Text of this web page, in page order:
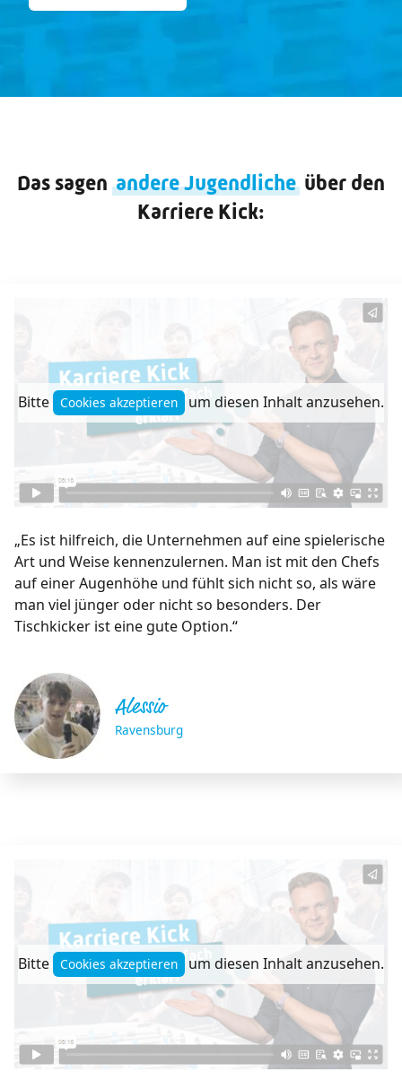
Das sagen andere Jugendliche über den
Karriere Kick:
Bitte Cookies akzeptieren um diesen Inhalt anzusehen.
„Es ist hilfreich, die Unternehmen auf eine spielerische
Art und Weise kennenzulernen. Man ist mit den Chefs
auf einer Augenhöhe und fühlt sich nicht so, als wäre
man viel jünger oder nicht so besonders. Der
Tischkicker ist eine gute Option.“
Alessio
Ravensburg
Bitte Cookies akzeptieren um diesen Inhalt anzusehen.